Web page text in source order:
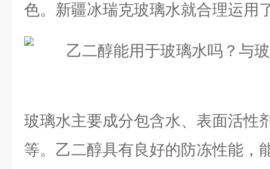
色。新疆冰瑞克玻璃水就合理运用
玻璃水主要成分包含水、表面活性
等。乙二醇具有良好的防冻性能，